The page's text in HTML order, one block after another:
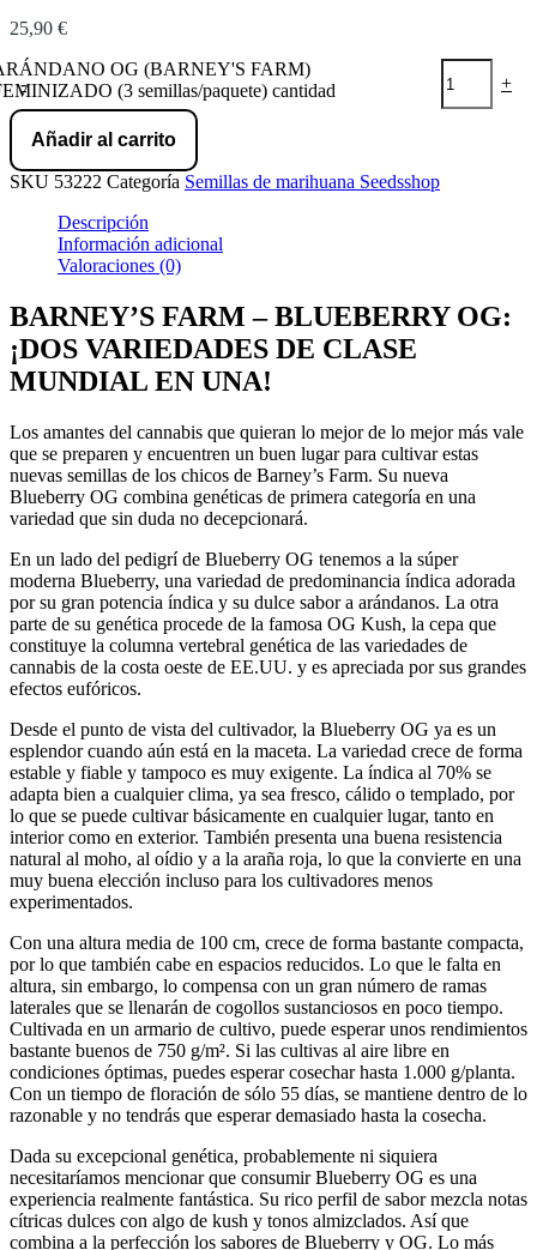
25,90 €
-
OG (BARNEY'S FARM)
(3 semillas/paquete) cantidad
+
Añadir al carrito
SKU 53222 Categoría Semillas de marihuana Seedsshop
Descripción
Información adicional
Valoraciones (0)
BARNEY’S FARM – BLUEBERRY OG:
¡DOS VARIEDADES DE CLASE
MUNDIAL EN UNA!
Los amantes del cannabis que quieran lo mejor de lo mejor más vale
que se preparen y encuentren un buen lugar para cultivar estas
nuevas semillas de los chicos de Barney’s Farm. Su nueva
Blueberry OG combina genéticas de primera categoría en una
variedad que sin duda no decepcionará.
En un lado del pedigrí de Blueberry OG tenemos a la súper
moderna Blueberry, una variedad de predominancia índica adorada
por su gran potencia índica y su dulce sabor a arándanos. La otra
parte de su genética procede de la famosa OG Kush, la cepa que
constituye la columna vertebral genética de las variedades de
cannabis de la costa oeste de EE.UU. y es apreciada por sus grandes
efectos eufóricos.
Desde el punto de vista del cultivador, la Blueberry OG ya es un
esplendor cuando aún está en la maceta. La variedad crece de forma
estable y fiable y tampoco es muy exigente. La índica al 70% se
adapta bien a cualquier clima, ya sea fresco, cálido o templado, por
lo que se puede cultivar básicamente en cualquier lugar, tanto en
interior como en exterior. También presenta una buena resistencia
natural al moho, al oídio y a la araña roja, lo que la convierte en una
muy buena elección incluso para los cultivadores menos
experimentados.
Con una altura media de 100 cm, crece de forma bastante compacta,
por lo que también cabe en espacios reducidos. Lo que le falta en
altura, sin embargo, lo compensa con un gran número de ramas
laterales que se llenarán de cogollos sustanciosos en poco tiempo.
Cultivada en un armario de cultivo, puede esperar unos rendimientos
bastante buenos de 750 g/m². Si las cultivas al aire libre en
condiciones óptimas, puedes esperar cosechar hasta 1.000 g/planta.
Con un tiempo de floración de sólo 55 días, se mantiene dentro de lo
razonable y no tendrás que esperar demasiado hasta la cosecha.
Dada su excepcional genética, probablemente ni siquiera
necesitaríamos mencionar que consumir Blueberry OG es una
experiencia realmente fantástica. Su rico perfil de sabor mezcla notas
cítricas dulces con algo de kush y tonos almizclados. Así que
combina a la perfección los sabores de Blueberry y OG. Lo más